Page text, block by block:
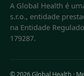
A Global Health é
s.r.o., entidade
na Entidade
179287.